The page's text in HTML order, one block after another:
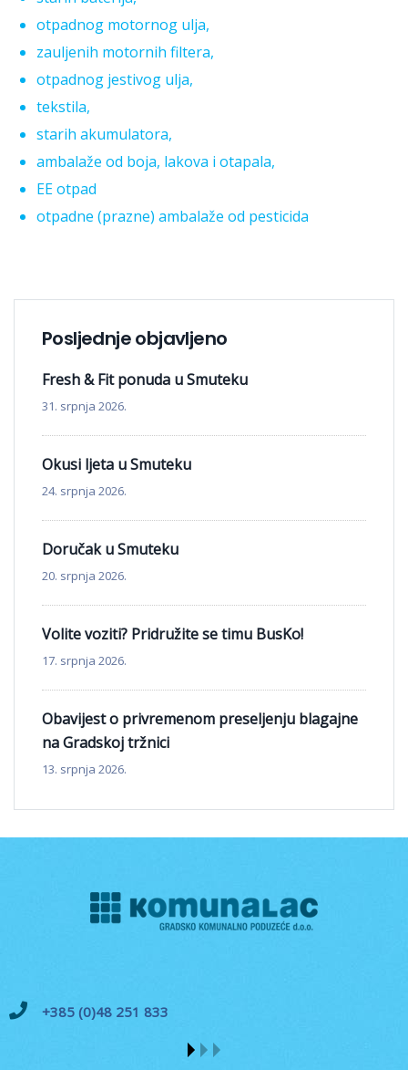
otpadnog motornog ulja,
zauljenih motornih filtera,
otpadnog jestivog ulja,
tekstila,
starih akumulatora,
ambalaže od boja, lakova i otapala,
EE otpad
otpadne (prazne) ambalaže od pesticida
Posljednje objavljeno
Fresh & Fit ponuda u Smuteku
31. srpnja 2026.
Okusi ljeta u Smuteku
24. srpnja 2026.
Doručak u Smuteku
20. srpnja 2026.
Volite voziti? Pridružite se timu BusKo!
17. srpnja 2026.
Obavijest o privremenom preseljenju blagajne
na Gradskoj tržnici
13. srpnja 2026.
+385 (0)48 251 833